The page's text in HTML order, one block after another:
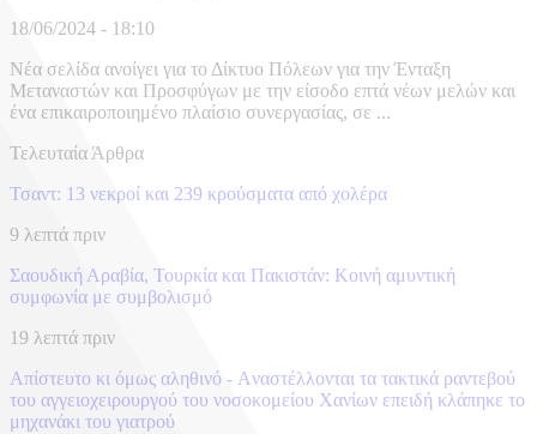
18/06/2024 - 18:10
Νέα σελίδα ανοίγει για το Δίκτυο Πόλεων για την Ένταξη
Μεταναστών και Προσφύγων με την είσοδο επτά νέων μελών και
ένα επικαιροποιημένο πλαίσιο συνεργασίας, σε ...
Τελευταία Άρθρα
Τσαντ: 13 νεκροί και 239 κρούσματα από χολέρα
9 λεπτά πριν
Σαουδική Αραβία, Τουρκία και Πακιστάν: Kοινή αμυντική
συμφωνία με συμβολισμό
19 λεπτά πριν
Απίστευτο κι όμως αληθινό - Aναστέλλονται τα τακτικά ραντεβού
του αγγειοχειρουργού του νοσοκομείου Χανίων επειδή κλάπηκε το
μηχανάκι του γιατρού